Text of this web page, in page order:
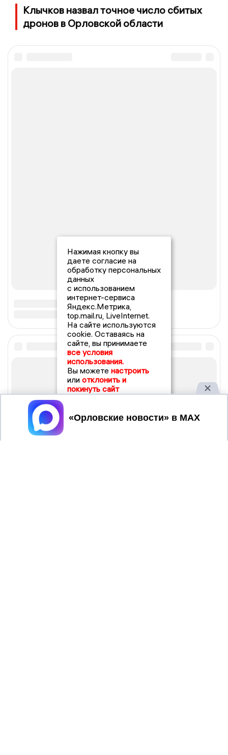
Клычков назвал точное число сбитых
дронов в Орловской области
Нажимая кнопку вы
даете согласие на
обработку персональных
данных
с использованием
интернет-сервиса
Яндекс.Метрика,
top.mail.ru, LiveInternet.
На сайте используются
cookie. Оставаясь на
сайте, вы принимаете
все условия
использования.
Вы можете настроить
или отклонить и
покинуть сайт
Принять